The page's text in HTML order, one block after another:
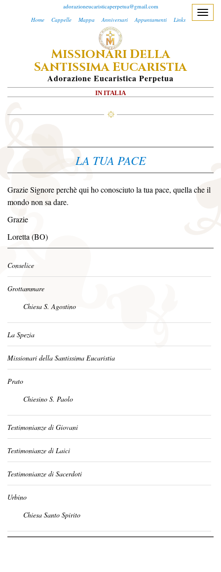
adorazioneucaristicaperpetua@gmail.com
Home
Cappelle Mappa Anniversari Appuntamenti Links
MISSIONARI DELLA
SANTISSIMA EUCARISTIA
ADorazione EUcaristica PErpetua
IN ITALIA
T
n
v
a
i
o
LA TUA PACE
Grazie Signore perchè qui ho conosciuto la tua pace, quella che il
mondo non sa dare.
Grazie
Loretta (BO)
Conselice
Grottammare
Chiesa S. Agostino
La Spezia
Missionari della Santissima Eucaristia
Prato
Chiesino S. Paolo
Testimonianze di Giovani
Testimonianze di Laici
Testimonianze di Sacerdoti
Urbino
Chiesa Santo Spirito